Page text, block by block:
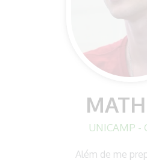
UNICAMP -
Além de me